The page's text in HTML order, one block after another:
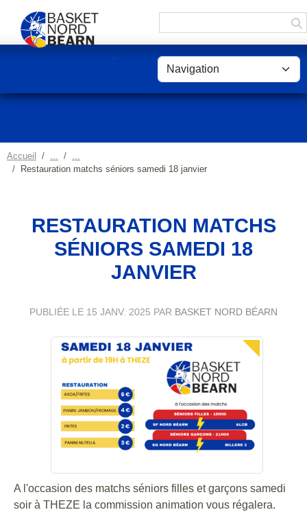
Accueil
Restauration matchs séniors samedi 18 janvier
RESTAURATION MATCHS
SÉNIORS SAMEDI 18
JANVIER
PUBLIÉE LE 15 JANV. 2025 PAR BASKET NORD BÉARN
A l'occasion des matchs séniors filles et garçons samedi
soir à THEZE la commission animation vous régalera.